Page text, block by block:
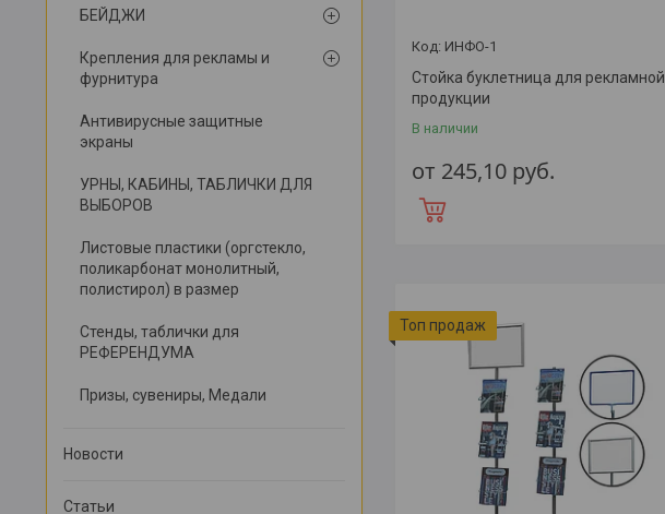
ИНФО-1
Стойка буклетница для рекламной
продукции
В наличии
от 245,10 руб.
Топ продаж
БЕЙДЖИ
Крепления для рекламы и
фурнитура
Антивирусные защитные
экраны
УРНЫ, КАБИНЫ, ТАБЛИЧКИ ДЛЯ
ВЫБОРОВ
Листовые пластики (оргстекло,
поликарбонат монолитный,
полистирол) в размер
Стенды, таблички для
РЕФЕРЕНДУМА
Призы, сувениры, Медали
Новости
Статьи